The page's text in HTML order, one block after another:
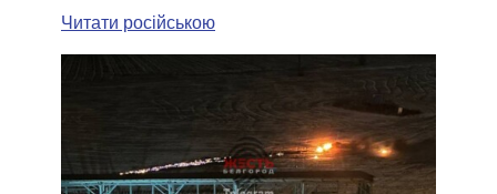
Читати російською